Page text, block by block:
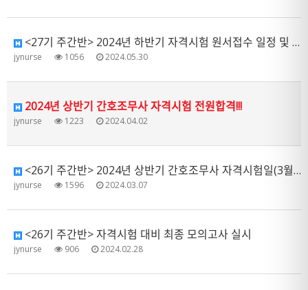
<27기 주간반> 2024년 하반기 자격시험 원서접수 일정 및 제출 서류 안내
jynurse 1056 2024.05.30
2024년 상반기 간호조무사 자격시험 전원합격!!!
jynurse 1223 2024.04.02
<26기 주간반> 2024년 상반기 간호조무사 자격시험일(3월 9일) 준비사항 안내
jynurse 1596 2024.03.07
<26기 주간반> 자격시험 대비 최종 모의고사 실시
jynurse 906 2024.02.28